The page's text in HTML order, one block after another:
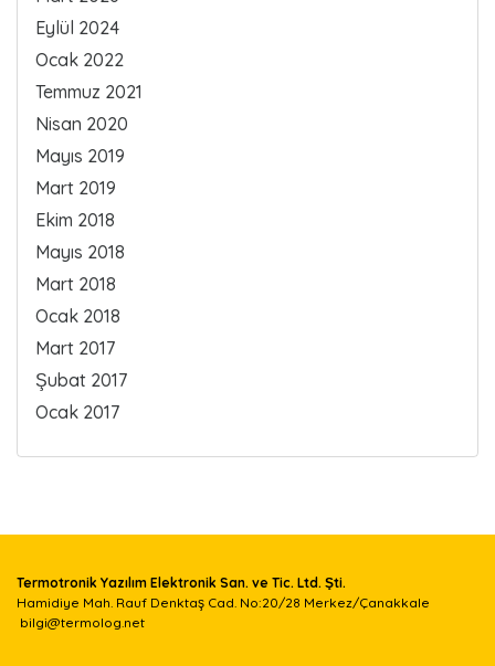
Eylül 2024
Ocak 2022
Temmuz 2021
Nisan 2020
Mayıs 2019
Mart 2019
Ekim 2018
Mayıs 2018
Mart 2018
Ocak 2018
Mart 2017
Şubat 2017
Ocak 2017
Termotronik Yazılım Elektronik San. ve Tic. Ltd. Şti.
Hamidiye Mah. Rauf Denktaş Cad. No:20/28 Merkez/Çanakkale
bilgi@termolog.net